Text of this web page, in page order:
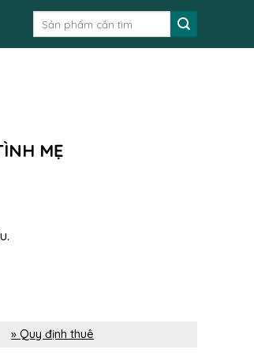
MẸ
» Quy định thuê